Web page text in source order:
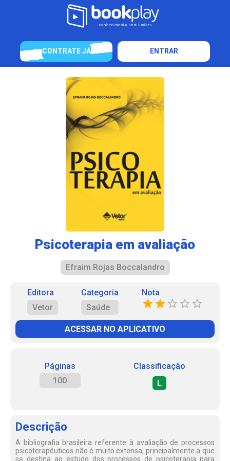
CONTRATE JÁ ENTRAR
Psicoterapia em avaliação
Efraim Rojas Boccalandro
Editora
Vetor
Categoria
Saúde
Nota
ACESSAR NO APLICATIVO
Páginas
100
Classificação
L
Descrição
A bibliografia brasileira referente à avaliação de processos
psicoterapêuticos não é muito extensa, principalmente a que
se destina ao estudo dos processos de psicoterapia para